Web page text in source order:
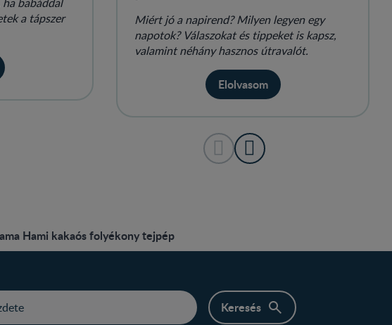
a tápszer
Miért jó a napirend? Milyen legyen egy
napotok? Válaszokat és tippeket is kapsz,
valamint néhány hasznos útravalót.
Elolvasom
Hami kakaós folyékony tejpép